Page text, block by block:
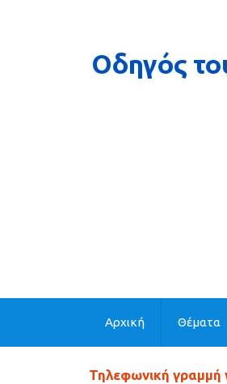
Αρχική Θέματα
Τηλεφωνική γραμμή